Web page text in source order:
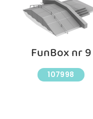
FunBox nr 9
107998